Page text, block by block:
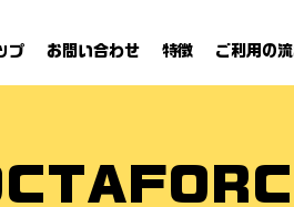
プ お問い合わせ 特徴 ご利用の流